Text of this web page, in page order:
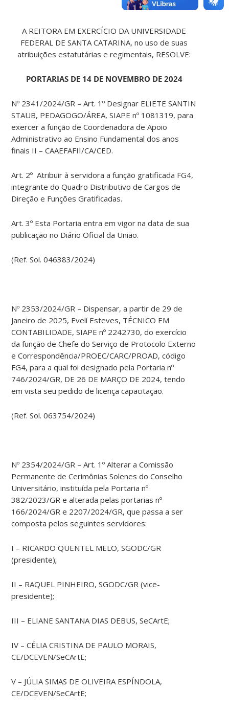
A REITORA EM EXERCÍCIO DA UNIVERSIDADE
FEDERAL DE SANTA CATARINA, no uso de suas
atribuições estatutárias e regimentais, RESOLVE:
PORTARIAS DE 14 DE NOVEMBRO DE 2024
Nº 2341/2024/GR – Art. 1º Designar ELIETE SANTIN
STAUB, PEDAGOGO/ÁREA, SIAPE nº 1081319, para
exercer a função de Coordenadora de Apoio
Administrativo ao Ensino Fundamental dos anos
finais II – CAAEFAFII/CA/CED.
Art. 2º Atribuir à servidora a função gratificada FG4,
integrante do Quadro Distributivo de Cargos de
Direção e Funções Gratificadas.
Art. 3º Esta Portaria entra em vigor na data de sua
publicação no Diário Oficial da União.
(Ref. Sol. 046383/2024)
Nº 2353/2024/GR – Dispensar, a partir de 29 de
Janeiro de 2025, Evelí Esteves, TÉCNICO EM
CONTABILIDADE, SIAPE nº 2242730, do exercício
da função de Chefe do Serviço de Protocolo Externo
e Correspondência/PROEC/CARC/PROAD, código
FG4, para a qual foi designado pela Portaria nº
746/2024/GR, DE 26 DE MARÇO DE 2024, tendo
em vista seu pedido de licença capacitação.
(Ref. Sol. 063754/2024)
Nº 2354/2024/GR – Art. 1º Alterar a Comissão
Permanente de Cerimônias Solenes do Conselho
Universitário, instituída pela Portaria nº
382/2023/GR e alterada pelas portarias nº
166/2024/GR e 2207/2024/GR, que passa a ser
composta pelos seguintes servidores:
I – RICARDO QUENTEL MELO, SGODC/GR
(presidente);
II – RAQUEL PINHEIRO, SGODC/GR (vice-
presidente);
III – ELIANE SANTANA DIAS DEBUS, SeCArtE;
IV – CÉLIA CRISTINA DE PAULO MORAIS,
CE/DCEVEN/SeCArtE;
V – JÚLIA SIMAS DE OLIVEIRA ESPÍNDOLA,
CE/DCEVEN/SeCArtE;